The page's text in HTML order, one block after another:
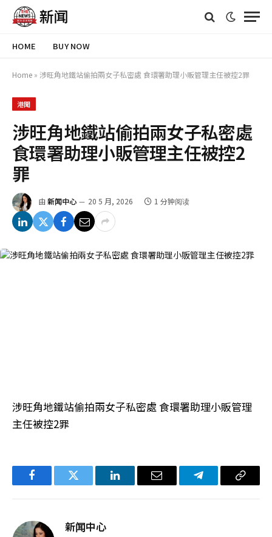
HOME BUY NOW
Home » 涉旺角地鐵站偷拍兩女子私密處 食環署助理小販管理主任被控2罪
港聞
涉旺角地鐵站偷拍兩女子私密處
食環署助理小販管理主任被控2
罪
由 新闻中心 20 5 月, 2026 1 分钟阅读
涉旺角地鐵站偷拍兩女子私密處 食環署助理小販管理
主任被控2罪
FacebookTwitter LinkedIn电
Telegram复
新闻中心